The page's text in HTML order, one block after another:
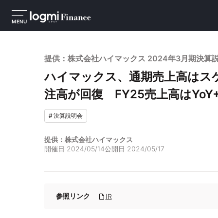
MENU
提供：株式会社ハイマックス 2024年3月期決算
ハイマックス、通期売上高は
注高が回復 FY25売上高は
#決算説明会
提供：株式会社ハイマックス
開催日 2024/05/14公開日 2024/05/17
参照リンク IR